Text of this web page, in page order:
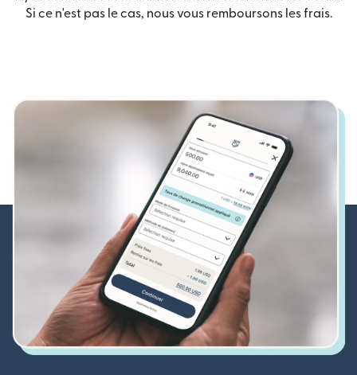
Si ce n'est pas le cas, nous vous remboursons les frais.